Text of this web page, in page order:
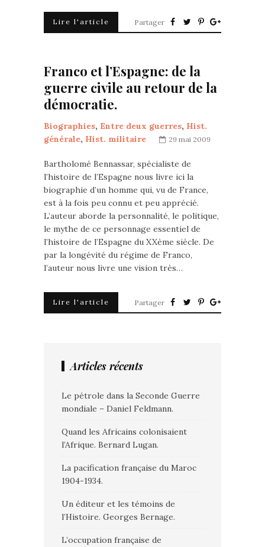
Lire l'article Partager
Franco et l’Espagne: de la
guerre civile au retour de la
démocratie.
Biographies, Entre deux guerres, Hist.
générale, Hist. militaire 29 mai 2009
Bartholomé Bennassar, spécialiste de
l’histoire de l’Espagne nous livre ici la
biographie d’un homme qui, vu de France,
est à la fois peu connu et peu apprécié.
L’auteur aborde la personnalité, le politique,
le mythe de ce personnage essentiel de
l’histoire de l’Espagne du XXème siècle. De
par la longévité du régime de Franco,
l’auteur nous livre une vision très…
Lire l'article Partager
Articles récents
Le pétrole dans la Seconde Guerre
mondiale – Daniel Feldmann.
Quand les Africains colonisaient
l’Afrique. Bernard Lugan.
La pacification française du Maroc
1904-1934.
Un éditeur et les témoins de
l’Histoire. Georges Bernage.
L’occupation française de